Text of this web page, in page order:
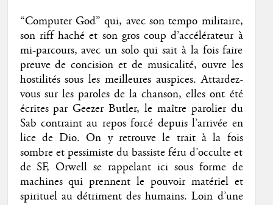
“Computer God” qui, avec son tempo militaire,
son riff haché et son gros coup d’accélérateur à
mi-parcours, avec un solo qui sait à la fois faire
preuve de concision et de musicalité, ouvre les
hostilités sous les meilleures auspices. Attardez-
vous sur les paroles de la chanson, elles ont été
écrites par Geezer Butler, le maître parolier du
Sab contraint au repos forcé depuis l’arrivée en
lice de Dio. On y retrouve le trait à la fois
sombre et pessimiste du bassiste féru d’occulte et
de SF, Orwell se rappelant ici sous forme de
machines qui prennent le pouvoir matériel et
spirituel au détriment des humains. Loin d’une